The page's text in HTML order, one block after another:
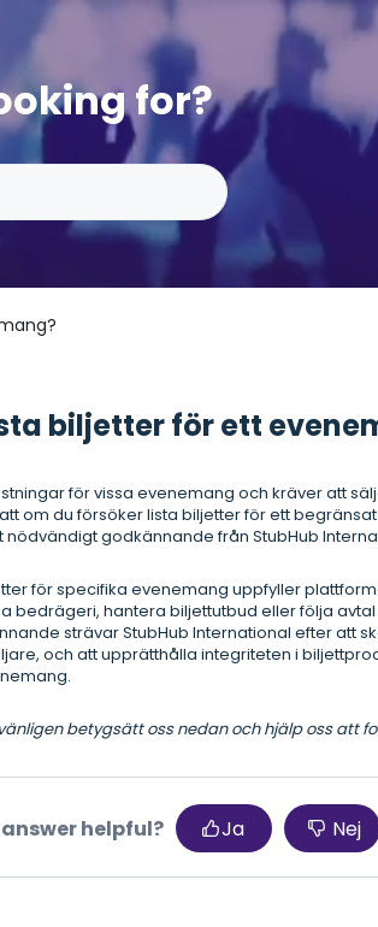
for?
biljetter för ett
för vissa evenemang och kräver att
om du försöker lista biljetter för ett
godkännande från StubHub
för specifika evenemang uppfyller
bedrägeri, hantera biljettutbud eller följa
strävar StubHub International efter att
och att upprätthålla integriteten i
betygsätt oss nedan och hjälp oss att
helpful? Ja Nej